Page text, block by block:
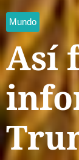
Mundo
Así